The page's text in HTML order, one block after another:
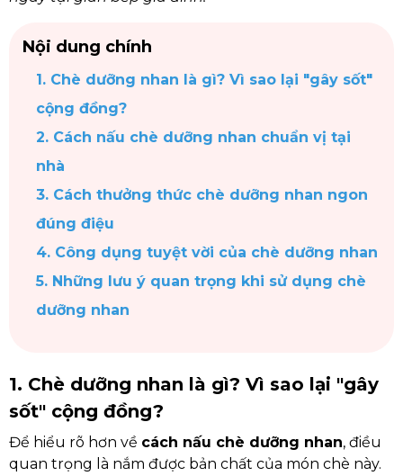
Nội dung chính
1. Chè dưỡng nhan là gì? Vì sao lại "gây sốt"
cộng đồng?
2. Cách nấu chè dưỡng nhan chuẩn vị tại
nhà
3. Cách thưởng thức chè dưỡng nhan ngon
đúng điệu
4. Công dụng tuyệt vời của chè dưỡng nhan
5. Những lưu ý quan trọng khi sử dụng chè
dưỡng nhan
1. Chè dưỡng nhan là gì? Vì sao lại "gây
sốt" cộng đồng?
Để hiểu rõ hơn về cách nấu chè dưỡng nhan, điều
quan trọng là nắm được bản chất của món chè này.